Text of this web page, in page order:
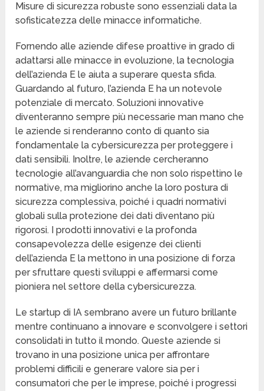
Misure di sicurezza robuste sono essenziali data la
sofisticatezza delle minacce informatiche.
Fornendo alle aziende difese proattive in grado di
adattarsi alle minacce in evoluzione, la tecnologia
dell’azienda E le aiuta a superare questa sfida.
Guardando al futuro, l’azienda E ha un notevole
potenziale di mercato. Soluzioni innovative
diventeranno sempre più necessarie man mano che
le aziende si renderanno conto di quanto sia
fondamentale la cybersicurezza per proteggere i
dati sensibili. Inoltre, le aziende cercheranno
tecnologie all’avanguardia che non solo rispettino le
normative, ma migliorino anche la loro postura di
sicurezza complessiva, poiché i quadri normativi
globali sulla protezione dei dati diventano più
rigorosi. I prodotti innovativi e la profonda
consapevolezza delle esigenze dei clienti
dell’azienda E la mettono in una posizione di forza
per sfruttare questi sviluppi e affermarsi come
pioniera nel settore della cybersicurezza.
Le startup di IA sembrano avere un futuro brillante
mentre continuano a innovare e sconvolgere i settori
consolidati in tutto il mondo. Queste aziende si
trovano in una posizione unica per affrontare
problemi difficili e generare valore sia per i
consumatori che per le imprese, poiché i progressi